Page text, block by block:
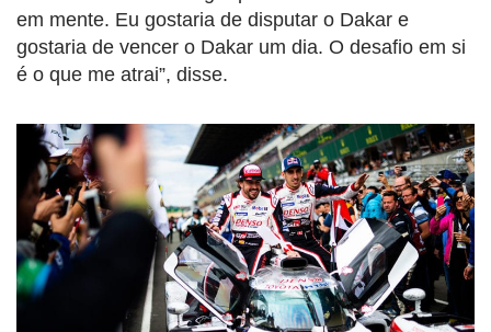
em mente. Eu gostaria de disputar o Dakar e
gostaria de vencer o Dakar um dia. O desafio em si
é o que me atrai”, disse.